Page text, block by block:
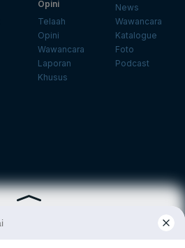
Opini
Telaah
Opini
Wawancara
Laporan
Khusus
News
Wawancara
Katalogue
Foto
Podcast